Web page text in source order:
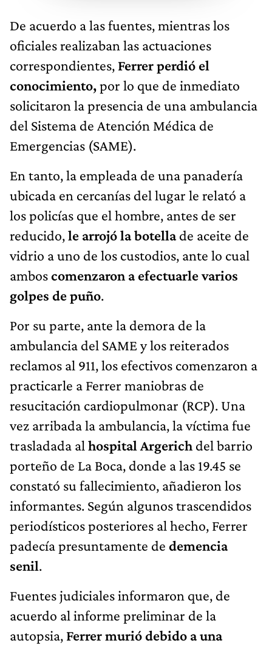
De acuerdo a las fuentes, mientras los
oficiales realizaban las actuaciones
correspondientes, Ferrer perdió el
conocimiento,por lo que de inmediato
solicitaron la presencia de una ambulancia
del Sistema de Atención Médica de
Emergencias (SAME).
En tanto, la empleada de una panadería
ubicada en cercanías del lugar le relató a
los policías que el hombre, antes de ser
reducido,le arrojó la botellade aceite de
vidrio a uno de los custodios, ante lo cual
amboscomenzaron a efectuarle varios
golpes de puño.
Por su parte, ante la demora de la
ambulancia del SAME y los reiterados
reclamos al 911, los efectivos comenzaron a
practicarle a Ferrer maniobras de
resucitación cardiopulmonar (RCP). Una
vez arribada la ambulancia, la víctima fue
trasladada al hospital Argerich del barrio
porteño de La Boca, donde a las 19.45 se
constató su fallecimiento, añadieron los
informantes. Según algunos trascendidos
periodísticos posteriores al hecho, Ferrer
padecía presuntamente de demencia
senil.
Fuentes judiciales informaron que, de
acuerdo al informe preliminar de la
autopsia, Ferrer murió debido a una